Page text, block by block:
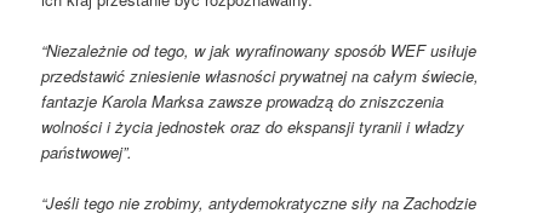
“Niezależnie od tego, w jak wyrafinowany sposób WEF usiłuje
przedstawić zniesienie własności prywatnej na całym świecie,
fantazje Karola Marksa zawsze prowadzą do zniszczenia
wolności i życia jednostek oraz do ekspansji tyranii i władzy
państwowej”.
“Jeśli tego nie zrobimy, antydemokratyczne siły na Zachodzie